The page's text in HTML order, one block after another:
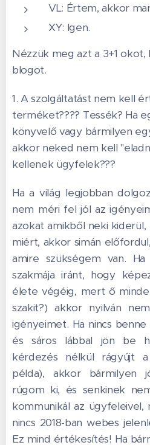
VL: Értem, akkor
XY: Igen.
Nézzük meg azt a 3+1
blogot.
1. A szolgáltatást nem kell
terméket???? Tessék? Ha
könyvelő vagy bármilyen
akkor neked nem kell
kellenek ügyfelek???
Ha a világ legjobban
nem méri fel jól az
azokat amikből neki
miért, akkor simán
amire szükségem van.
szakmája iránt, hogy
élete végéig, mert ő
szakit?) akkor nyilván
igényeimet. Ha nincs
és sáros lábbal jön be
kérdezés nélkül rágyújt
példa), akkor bármilyen
rúgom ki, és senkinek
kommunikál az ügyfeleivel,
nincs 2018-ban webes
Ez mind értékesítés! Ha